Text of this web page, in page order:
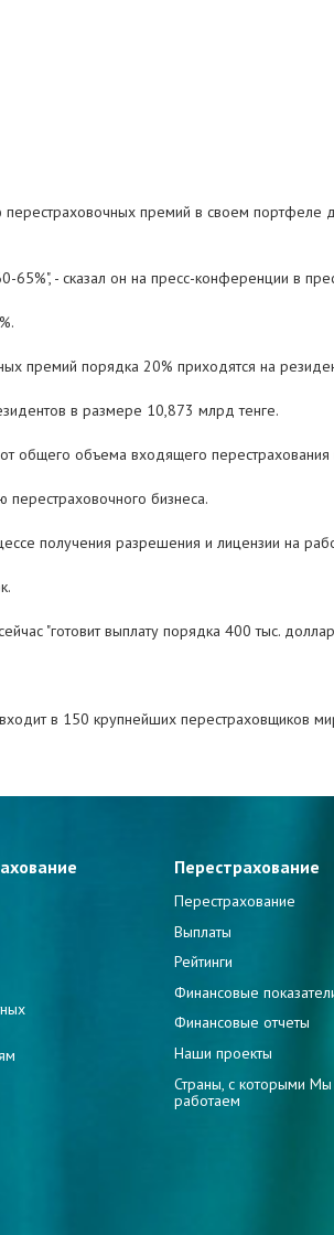
перестраховочных премий в своем
- сказал он на пресс-конференции в
премий порядка 20% приходятся на
в размере 10,873 млрд тенге.
общего объема входящего перестрахования
бизнеса.
получения разрешения и лицензии на
"готовит выплату порядка 400 тыс.
в 150 крупнейших перестраховщиков
Перестрахование
Перестрахование
Выплаты
Рейтинги
Финансовые
Финансовые отчеты
Наши проекты
Страны, с которыми Мы
работаем